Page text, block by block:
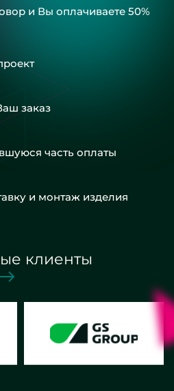
и Вы оплачиваете 50%
заказ
часть оплаты
и монтаж изделия
клиенты